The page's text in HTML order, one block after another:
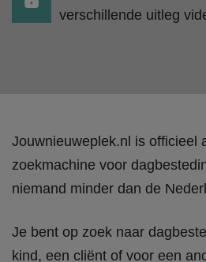
verschillende uitleg
Jouwnieuweplek.nl is officieel
zoekmachine voor
niemand minder dan de
Je bent op zoek naar
kind, een cliënt of voor een